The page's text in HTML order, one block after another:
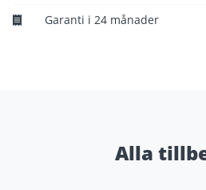
Garanti i 24 månader
Alla